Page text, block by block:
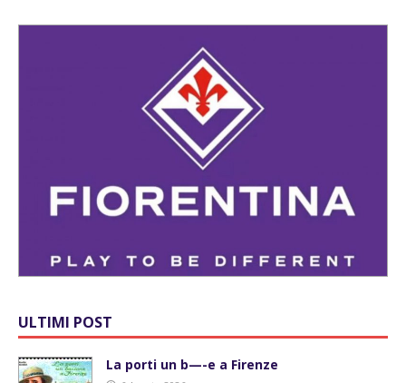
ULTIMI POST
La porti un b—-e a Firenze